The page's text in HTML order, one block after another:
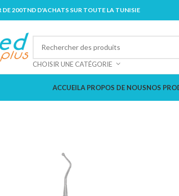
200TND D'ACHATS SUR TOUTE LA TUNISIE
CHOISIR UNE CATÉGORIE
ACCUEILA PROPOS DE NOUSNOS